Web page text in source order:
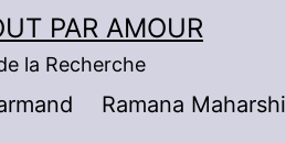
PAR AMOUR
la Recherche
Ramana Maharshi